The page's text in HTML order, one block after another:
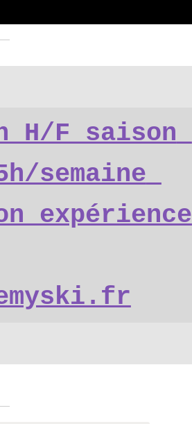
H/F saison
semaine
expérience